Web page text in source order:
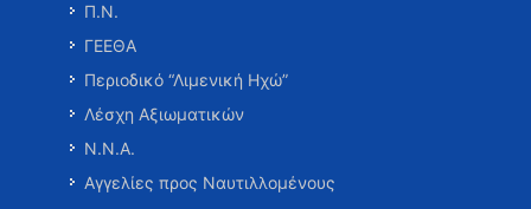
Π.Ν.
ΓΕΕΘΑ
Περιοδικό “Λιμενική Ηχώ”
Λέσχη Αξιωματικών
Ν.Ν.Α.
Αγγελίες προς Ναυτιλλομένους